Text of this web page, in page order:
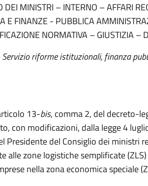
DEI MINISTRI – INTERNO – AFFARI
E FINANZE - PUBBLICA
NORMATIVA – GIUSTIZIA –
riforme istituzionali, finanza
13-bis, comma 2, del decreto-
con modificazioni, dalla legge 4
Presidente del Consiglio dei ministri
alle zone logistiche semplificate
nella zona economica speciale